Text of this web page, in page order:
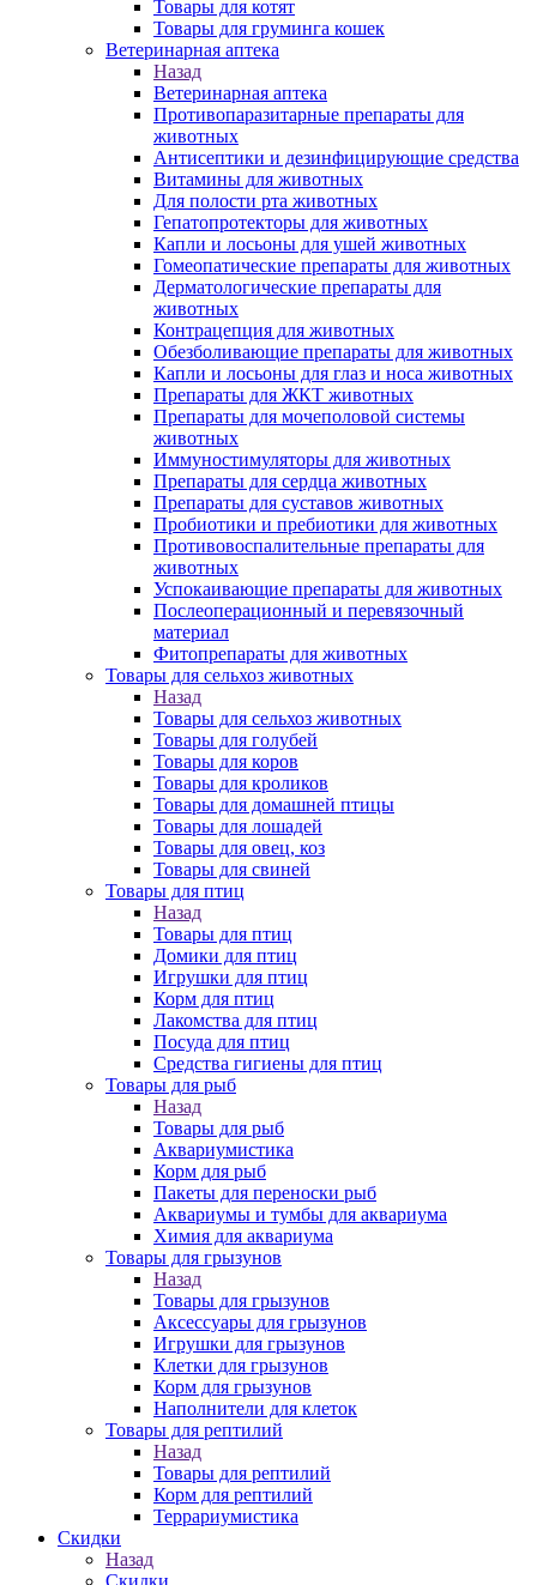
Товары для котят
Товары для груминга кошек
Ветеринарная аптека
Назад
Ветеринарная аптека
Противопаразитарные препараты для
животных
Антисептики и дезинфицирующие средства
Витамины для животных
Для полости рта животных
Гепатопротекторы для животных
Капли и лосьоны для ушей животных
Гомеопатические препараты для животных
Дерматологические препараты для
животных
Контрацепция для животных
Обезболивающие препараты для животных
Капли и лосьоны для глаз и носа животных
Препараты для ЖКТ животных
Препараты для мочеполовой системы
животных
Иммуностимуляторы для животных
Препараты для сердца животных
Препараты для суставов животных
Пробиотики и пребиотики для животных
Противовоспалительные препараты для
животных
Успокаивающие препараты для животных
Послеоперационный и перевязочный
материал
Фитопрепараты для животных
Товары для сельхоз животных
Назад
Товары для сельхоз животных
Товары для голубей
Товары для коров
Товары для кроликов
Товары для домашней птицы
Товары для лошадей
Товары для овец, коз
Товары для свиней
Товары для птиц
Назад
Товары для птиц
Домики для птиц
Игрушки для птиц
Корм для птиц
Лакомства для птиц
Посуда для птиц
Средства гигиены для птиц
Товары для рыб
Назад
Товары для рыб
Аквариумистика
Корм для рыб
Пакеты для переноски рыб
Аквариумы и тумбы для аквариума
Химия для аквариума
Товары для грызунов
Назад
Товары для грызунов
Аксессуары для грызунов
Игрушки для грызунов
Клетки для грызунов
Корм для грызунов
Наполнители для клеток
Товары для рептилий
Назад
Товары для рептилий
Корм для рептилий
Террариумистика
Скидки
Назад
Скидки